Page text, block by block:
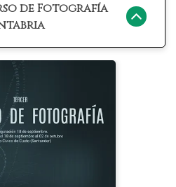
de Fotografía